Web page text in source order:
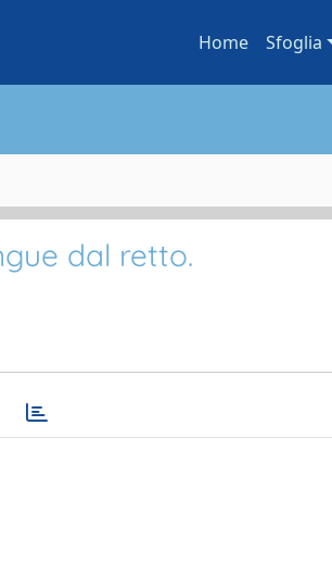
Home Sfoglia
dal retto.